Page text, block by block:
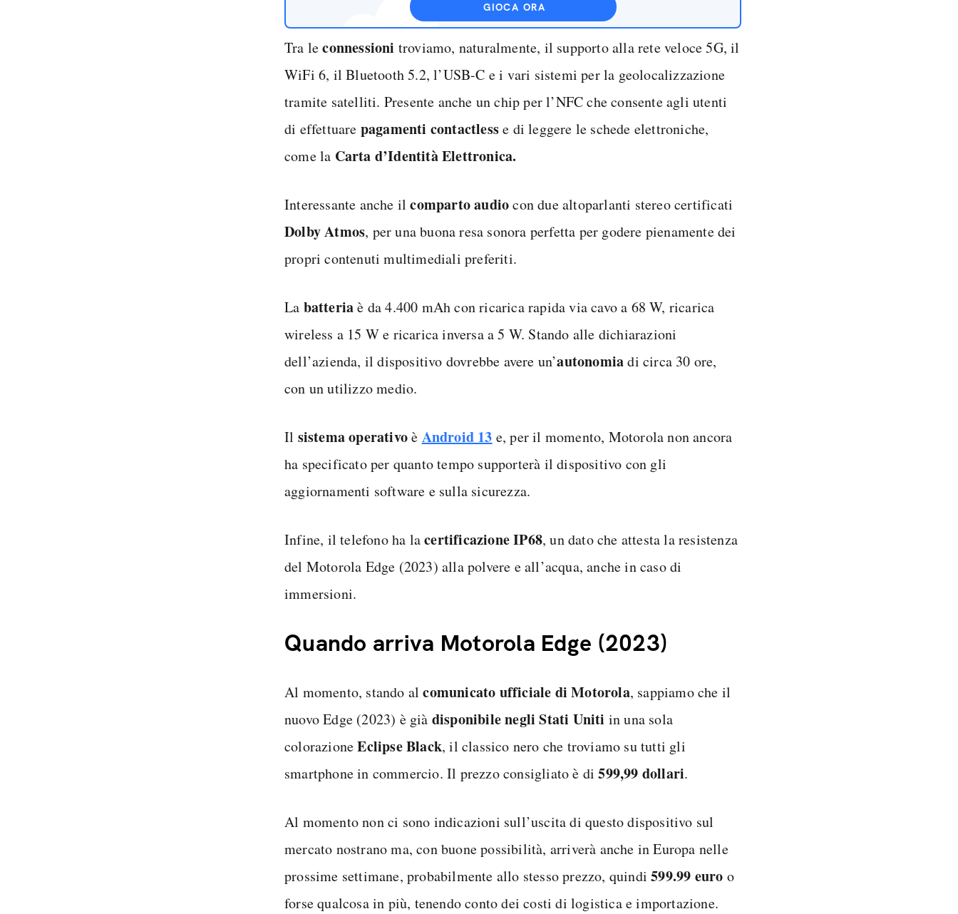
GIOCA ORA
Tra leconnessioni troviamo, naturalmente, il supporto alla rete veloce 5G, il
WiFi 6, il Bluetooth 5.2, l’USB-C e i vari sistemi per la geolocalizzazione
tramite satelliti. Presente anche un chip per l’NFC che consente agli utenti
di effettuare pagamenti contactlesse di leggere le schede elettroniche,
come la Carta d’Identità Elettronica.
Interessante anche ilcomparto audiocon due altoparlanti stereo certificati
Dolby Atmos, per una buona resa sonora perfetta per godere pienamente dei
propri contenuti multimediali preferiti.
La batteriaè da 4.400 mAh con ricarica rapida via cavo a 68 W, ricarica
wireless a 15 W e ricarica inversa a 5 W. Stando alle dichiarazioni
dell’azienda, il dispositivo dovrebbe avere un’autonomiadi circa 30 ore,
con un utilizzo medio.
Il sistema operativoè Android 13 e, per il momento, Motorola non ancora
ha specificato per quanto tempo supporterà il dispositivo con gli
aggiornamenti software e sulla sicurezza.
Infine, il telefono ha lacertificazione IP68, un dato che attesta la resistenza
del Motorola Edge (2023) alla polvere e all’acqua, anche in caso di
immersioni.
Quando arriva Motorola Edge (2023)
Al momento, stando alcomunicato ufficiale di Motorola, sappiamo che il
nuovo Edge (2023) è già disponibile negli Stati Uniti in una sola
colorazioneEclipse Black, il classico nero che troviamo su tutti gli
smartphone in commercio. Il prezzo consigliato è di599,99 dollari.
Al momento non ci sono indicazioni sull’uscita di questo dispositivo sul
mercato nostrano ma, con buone possibilità, arriverà anche in Europa nelle
prossime settimane, probabilmente allo stesso prezzo, quindi599.99 euro o
forse qualcosa in più, tenendo conto dei costi di logistica e importazione.